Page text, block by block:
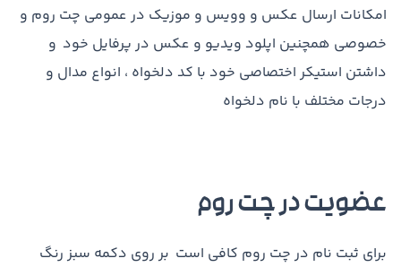
امکانات ارسال عکس و وویس و موزیک در عمومی چت روم و
خصوصی همچنین اپلود ویدیو و عکس در پرفایل خود و
داشتن استیکر اختصاصی خود با کد دلخواه ، انواع مدال و
درجات مختلف با نام دلخواه
عضویت در چت روم
برای ثبت نام در چت روم کافی است بر روی دکمه سبز رنگ